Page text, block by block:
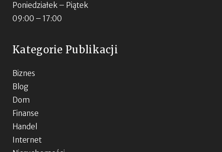
Poniedziałek – Piątek
09:00 – 17:00
Kategorie Publikacji
Biznes
Blog
Dom
Finanse
Handel
Internet